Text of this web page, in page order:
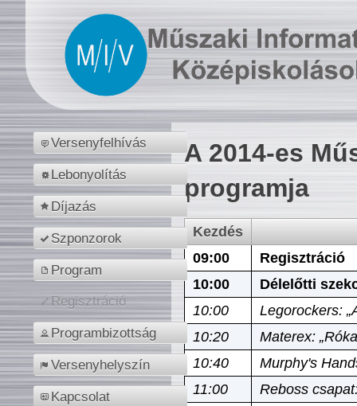
Versenyfelhívás
Lebonyolítás
Díjazás
Szponzorok
Program
Regisztráció
Programbizottság
Versenyhelyszín
Kapcsolat
A 2014-es
programja
Kezdés
09:00
Regisztráció
10:00
Délelőtti
10:00
Legorockers:
10:20
Materex:
10:40
Murphy's
11:00
Reboss